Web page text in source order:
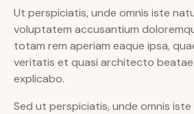
Ut perspiciatis, unde omnis iste
voluptatem accusantium
totam rem aperiam eaque ipsa,
veritatis et quasi architecto
explicabo.
Sed ut perspiciatis, unde omnis